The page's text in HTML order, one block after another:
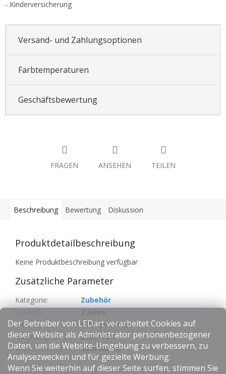
Der Betreiber von LEDart verarbeitet Cookies auf
dieser Website als Administrator personenbezogener
Daten, um die Website-Umgebung zu verbessern, zu
Analysezwecken und für gezielte Werbung.
Wenn Sie weiterhin auf dieser Seite surfen, stimmen Sie
- Kinderversicherung
Versand- und Zahlungsoptionen
Farbtemperaturen
Geschäftsbewertung
FRAGEN ANSEHEN TEILEN
Beschreibung Bewertung Diskussion
Produktdetailbeschreibung
Keine Produktbeschreibung verfügbar
Zusätzliche Parameter
Kategorie:
Zubehör
EAN:
8595092100896
Spannung / Strom: 230V/16 A
Warennummer: 9405403990